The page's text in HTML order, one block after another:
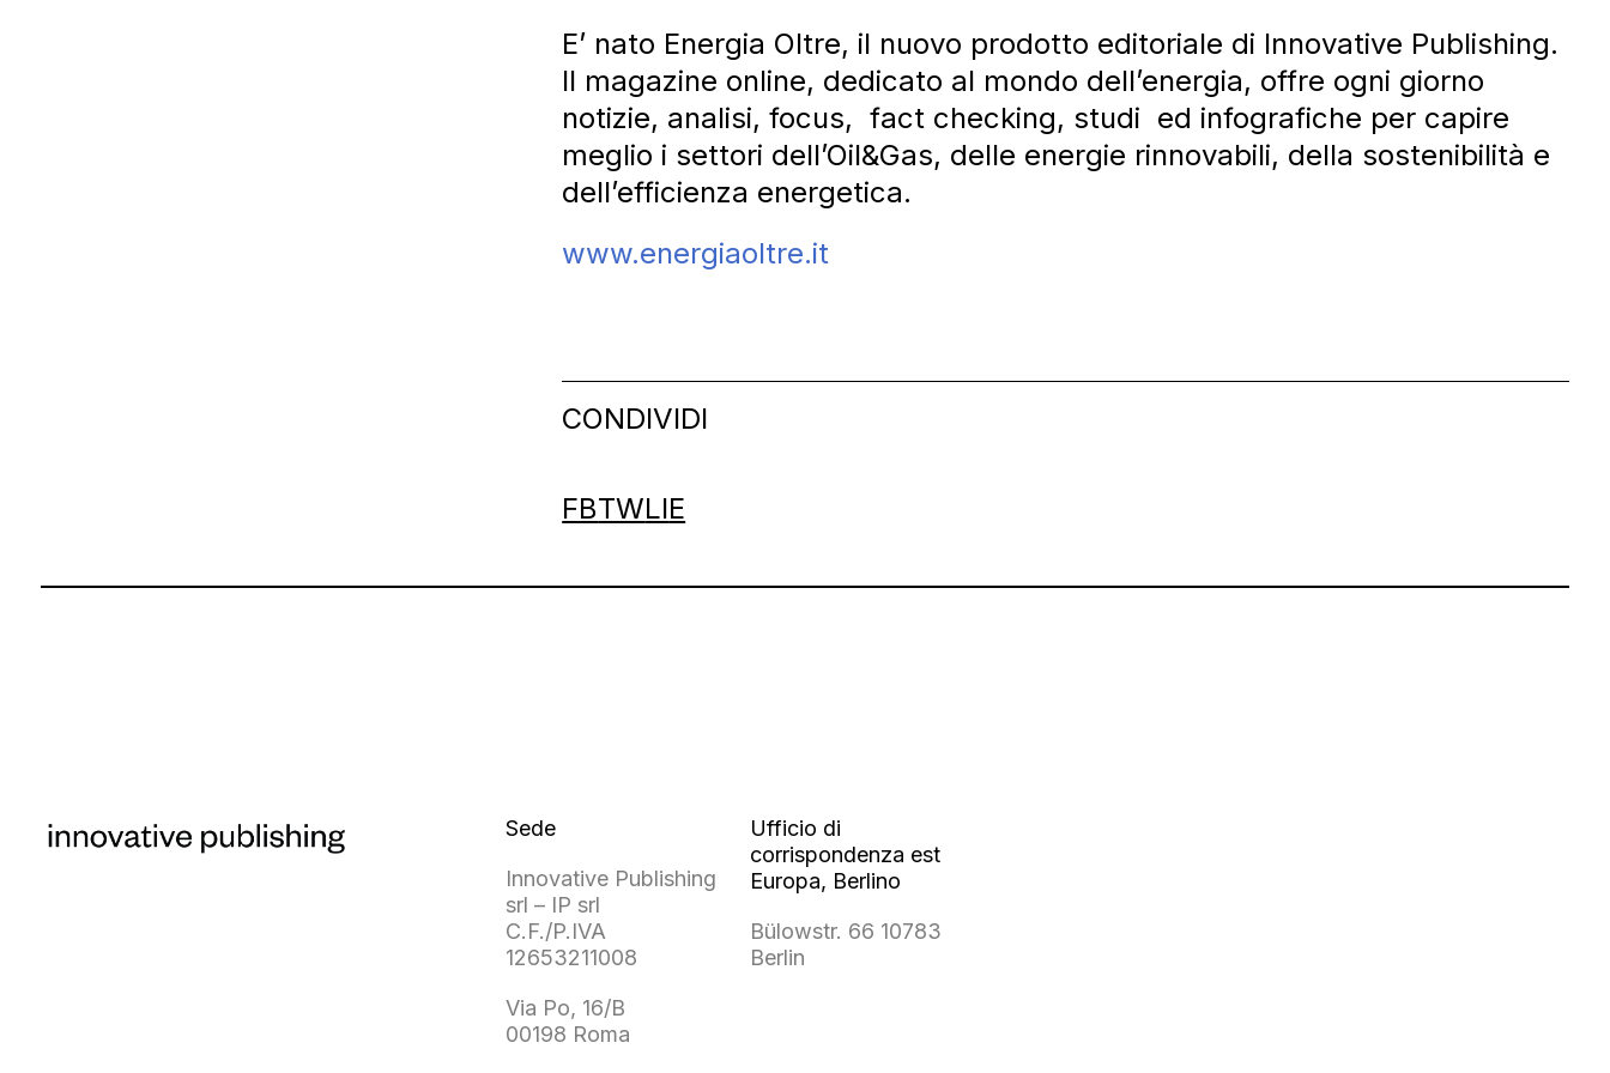
E’ nato Energia Oltre, il nuovo prodotto editoriale di Innovative Publishing.
Il magazine online, dedicato al mondo dell’energia, offre ogni giorno
notizie, analisi, focus, fact checking, studi ed infografiche per capire
meglio i settori dell’Oil&Gas, delle energie rinnovabili, della sostenibilità e
dell’efficienza energetica.
www.energiaoltre.it
CONDIVIDI
FBTWLIE
Sede
Innovative Publishing
srl – IP srl
C.F./P.IVA
12653211008
Via Po, 16/B
00198 Roma
Ufficio di
corrispondenza est
Europa, Berlino
Bülowstr. 66 10783
Berlin